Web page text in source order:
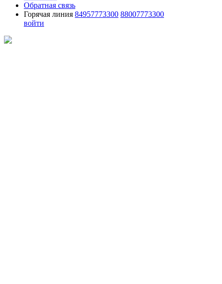
Обратная связь
Горячая линия 84957773300 88007773300
войти